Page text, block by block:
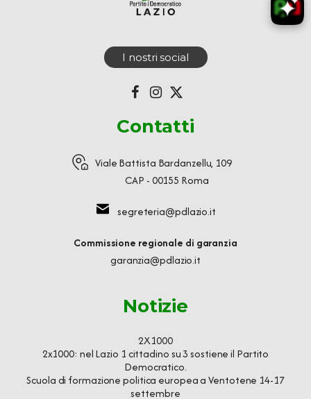
I nostri social
Contatti
Viale Battista Bardanzellu, 109
CAP - 00155 Roma
segreteria@pdlazio.it
Commissione regionale di garanzia
garanzia@pdlazio.it
Notizie
2X1000
2x1000: nel Lazio 1 cittadino su 3 sostiene il Partito
Democratico.
Scuola di formazione politica europea a Ventotene 14-17
settembre